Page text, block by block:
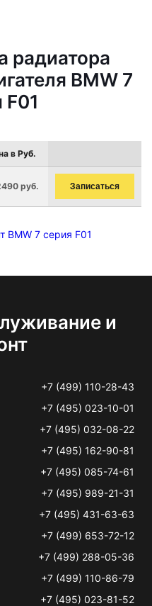
радиатора
BMW 7
F01
в Руб.
руб. Записаться
BMW 7 серия F01
и
+7 (499) 110-28-43
+7 (495) 023-10-01
+7 (495) 032-08-22
+7 (495) 162-90-81
+7 (495) 085-74-61
+7 (495) 989-21-31
+7 (495) 431-63-63
+7 (499) 653-72-12
+7 (499) 288-05-36
+7 (499) 110-86-79
+7 (495) 023-81-52